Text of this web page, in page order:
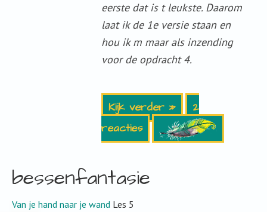
eerste dat is t leukste. Daarom
laat ik de 1e versie staan en
hou ik m maar als inzending
voor de opdracht 4.
Kijk verder »
2
reacties
bessenfantasie
Van je hand naar je wand Les 5